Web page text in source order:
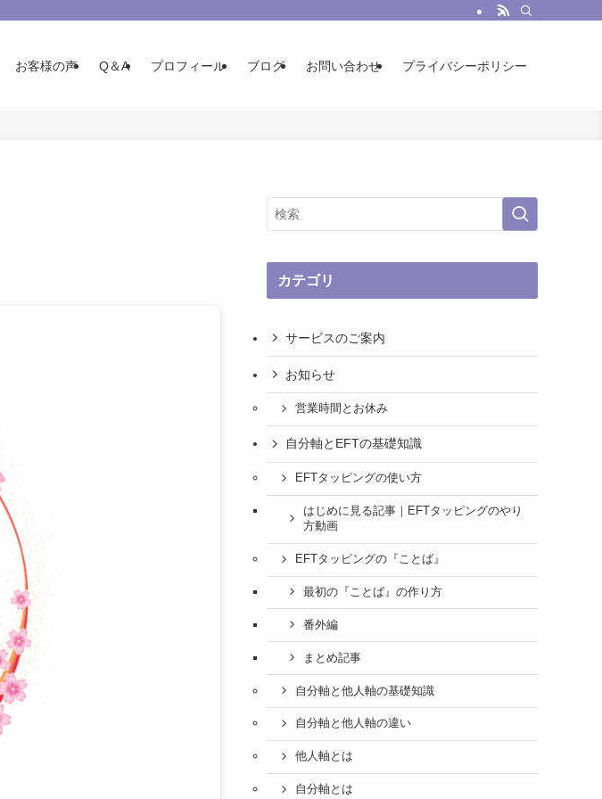
お客様の声 Q＆A プロフィール ブログ お問い合わせ プライバシーポリシー
カテゴリ
サービスのご案内
お知らせ
営業時間とお休み
自分軸とEFTの基礎知識
EFTタッピングの使い方
はじめに見る記事｜EFTタッピングのやり
方動画
EFTタッピングの『ことば』
最初の『ことば』の作り方
番外編
まとめ記事
自分軸と他人軸の基礎知識
自分軸と他人軸の違い
他人軸とは
自分軸とは